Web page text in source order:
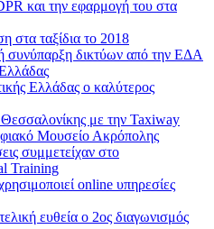
και την εφαρμογή του στα
στα ταξίδια το 2018
συνύπαρξη δικτύων από την ΕΔΑ
Ελλάδας ο καλύτερος
με την Taxiway
Μουσείο Ακρόπολης
συμμετείχαν στο
Training
online υπηρεσίες
ευθεία ο 2ος διαγωνισμός